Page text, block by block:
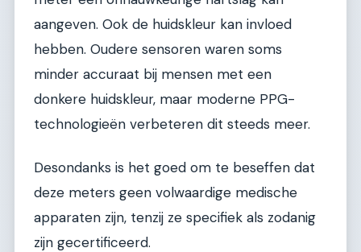
aangeven. Ook de huidskleur kan invloed
hebben. Oudere sensoren waren soms
minder accuraat bij mensen met een
donkere huidskleur, maar moderne PPG-
technologieën verbeteren dit steeds meer.
Desondanks is het goed om te beseffen dat
deze meters geen volwaardige medische
apparaten zijn, tenzij ze specifiek als zodanig
zijn gecertificeerd.